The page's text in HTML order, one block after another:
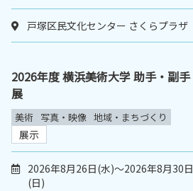
戸塚区民文化センター さくらプラザ
2026年度 横浜美術大学 助手・副手
展
美術 写真・映像 地域・まちづくり
展示
2026年8月26日(水)～2026年8月30日
(日)